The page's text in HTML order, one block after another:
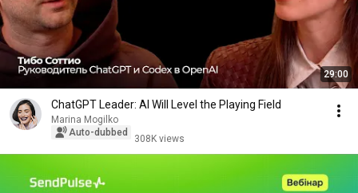
29:00
ChatGPT Leader: AI Will Level the Playing Field
Marina Mogilko
Auto-dubbed
308K views